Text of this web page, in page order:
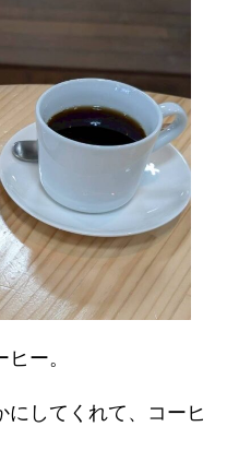
ー。
にしてくれて、コーヒ